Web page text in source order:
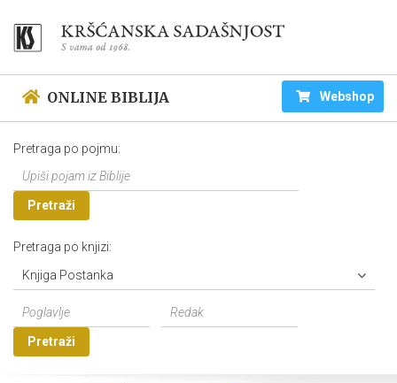
ONLINE BIBLIJA Webshop
Pretraga po pojmu:
Pretraži
Pretraga po knjizi:
Knjiga Postanka
Pretraži